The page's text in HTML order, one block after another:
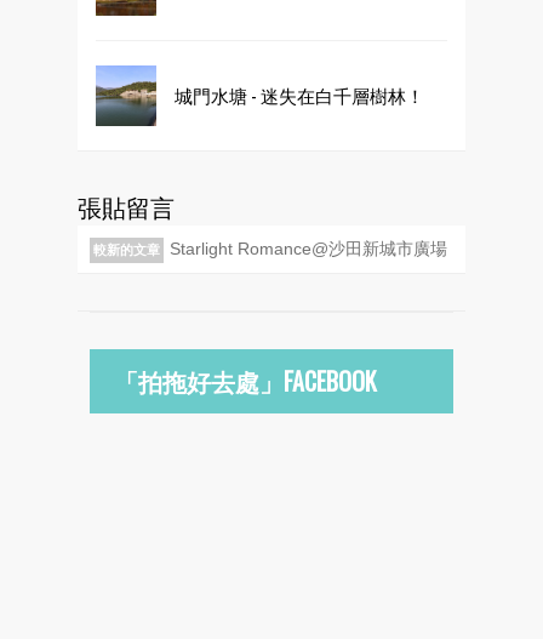
城門水塘 - 迷失在白千層樹林！
張貼留言
較新的文章 Starlight Romance@沙田新城市廣場
「拍拖好去處」FACEBOOK